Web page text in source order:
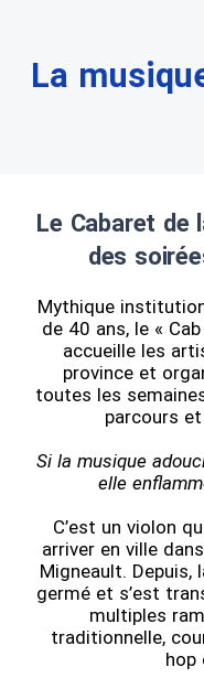
La
Le Cabaret de
des
Mythique
de 40 ans, le «
accueille les
province et
toutes les
parcours
Si la musique
elle
C’est un violon
arriver en ville
Migneault. Depuis,
germé et s’est
multiples
traditionnelle,
hop